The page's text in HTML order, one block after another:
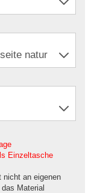
Einzeltasche
nicht an eigenen
Material